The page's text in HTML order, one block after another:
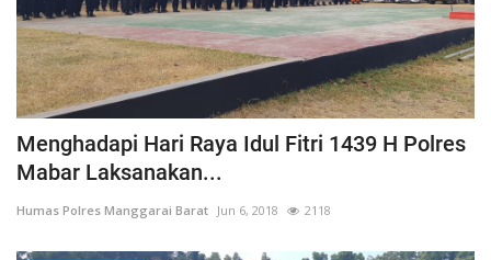
Menghadapi Hari Raya Idul Fitri 1439 H Polres
Mabar Laksanakan...
Humas Polres Manggarai Barat Jun 6, 2018 2118